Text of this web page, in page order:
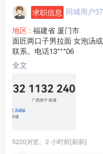
求职信息 同城用户
地区 : 福建省 厦门市
面匠两口子男拉面 女泡汤
联系。电话13***06
全文
5220浏览、 2 小时前[刷新]